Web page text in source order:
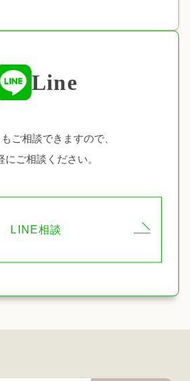
Line
ご相談できますので、
にご相談ください。
LINE相談